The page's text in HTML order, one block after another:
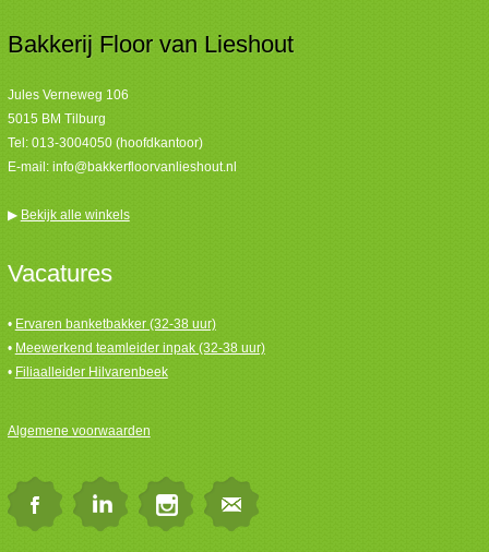
Bakkerij Floor van Lieshout
Jules Verneweg 106
5015 BM Tilburg
Tel: 013-3004050 (hoofdkantoor)
E-mail: info@bakkerfloorvanlieshout.nl
▶ Bekijk alle winkels
Vacatures
• Ervaren banketbakker (32-38 uur)
• Meewerkend teamleider inpak (32-38 uur)
• Filiaalleider Hilvarenbeek
Algemene voorwaarden